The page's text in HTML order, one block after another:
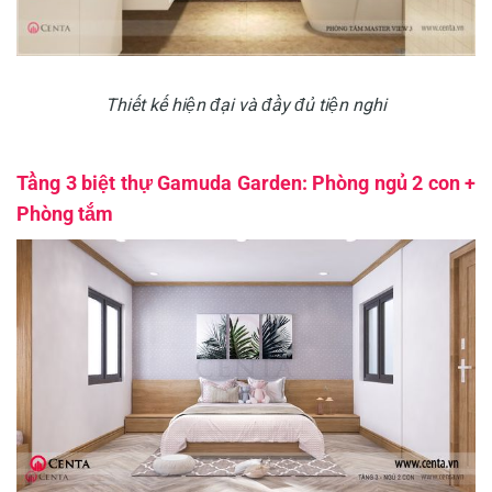
Thiết kế hiện đại và đầy đủ tiện nghi
Tầng 3 biệt thự Gamuda Garden: Phòng ngủ 2 con +
Phòng tắm